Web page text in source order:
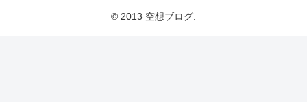
© 2013 空想ブログ.